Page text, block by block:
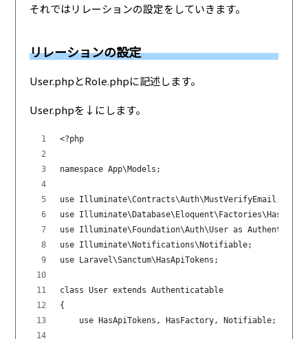
それではリレーションの設定をしていきます。
リレーションの設定
User.phpとRole.phpに記述します。
User.phpを↓にします。
<?php
namespace App\Models;
use Illuminate\Contracts\Auth\MustVerifyEmail;
use
use Illuminate\Foundation\Auth\User as
use Illuminate\Notifications\Notifiable;
use Laravel\Sanctum\HasApiTokens;
class User extends Authenticatable
{
    use HasApiTokens, HasFactory, Notifiable;